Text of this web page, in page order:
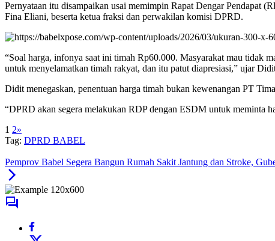
Pernyataan itu disampaikan usai memimpin Rapat Dengar Pendapat
Fina Eliani, beserta ketua fraksi dan perwakilan komisi DPRD.
“Soal harga, infonya saat ini timah Rp60.000. Masyarakat mau tidak
untuk menyelamatkan timah rakyat, dan itu patut diapresiasi,” ujar
Didit menegaskan, penentuan harga timah bukan kewenangan PT
“DPRD akan segera melakukan RDP dengan ESDM untuk meminta
1 2»
Tag: DPRD BABEL
Pemprov Babel Segera Bangun Rumah Sakit Jantung dan Stroke,